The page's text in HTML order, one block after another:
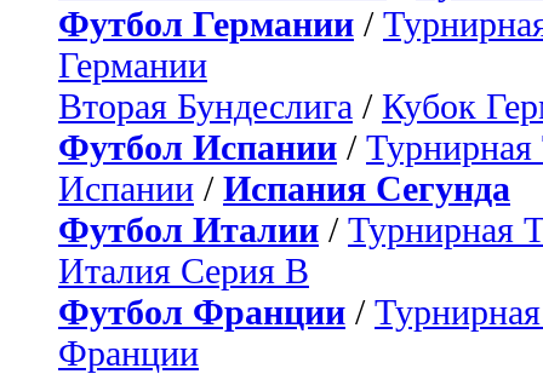
Футбол Германии /
Германии
Вторая Бундеслига / Кубок
Футбол Испании / Турнирная
Испании / Испания Сегунда
Футбол Италии / Турнирная
Италия Серия B
Футбол Франции /
Франции